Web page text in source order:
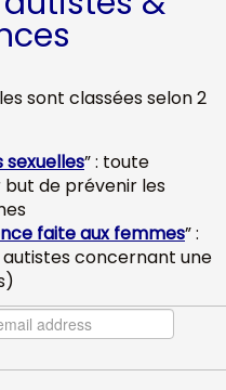
sont classées selon 2
sexuelles” : toute
de prévenir les
faite aux femmes” :
concernant une